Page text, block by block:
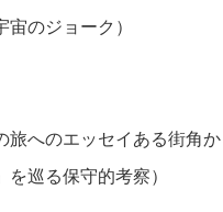
のジョーク）
へのエッセイある街角か
巡る保守的考察）